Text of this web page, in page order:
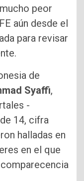
peor
aún desde el
para revisar
de
Syaffi,
-
14, cifra
halladas en
en el que